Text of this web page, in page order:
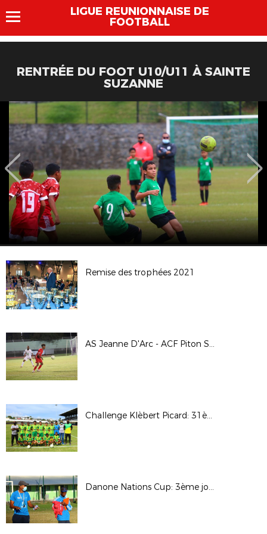
LIGUE REUNIONNAISE DE
FOOTBALL
RENTRÉE DU FOOT U10/U11 À SAINTE
SUZANNE
Remise des trophées 2021
AS Jeanne D'Arc - ACF Piton Saint Leu ( 4ème tour Coupe de France )
Challenge Klèbert Picard: 31ème édition ( phase finale )
Danone Nations Cup: 3ème journée